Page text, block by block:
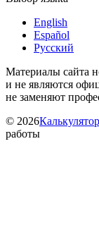
English
Español
Русский
Материалы сайта
и не являются
не заменяют
© 2026
работы